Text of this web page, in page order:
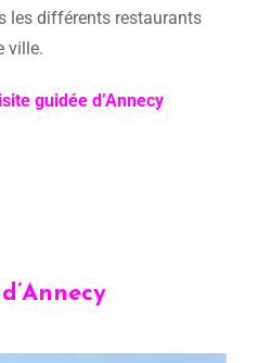
les différents restaurants
ville.
guidée d’Annecy